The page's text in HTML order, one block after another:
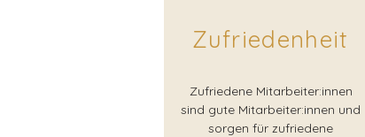
Zufriedenheit
Zufriedene Mitarbeiter:innen
sind gute Mitarbeiter:innen und
sorgen für zufriedene